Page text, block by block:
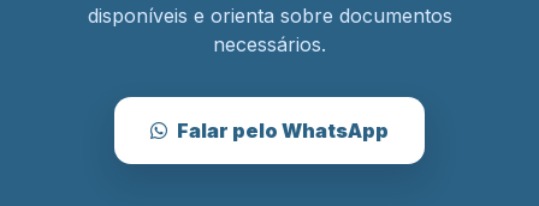
disponíveis e orienta sobre documentos
necessários.
Falar pelo WhatsApp